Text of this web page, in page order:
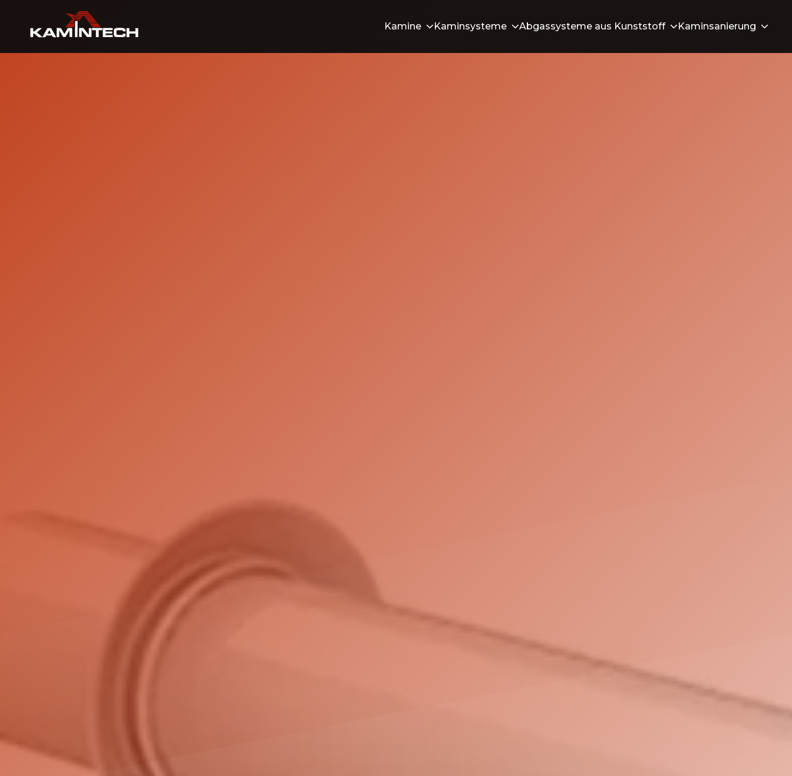
Kamine Kaminsysteme Abgassysteme aus Kunststoff Kaminsanierung